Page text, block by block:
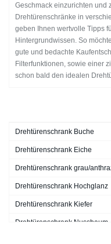
Geschmack einzurichten und
Drehtürenschränke in
geben Ihnen wertvolle Tipps
Hintergrundwissen. So
gute und bedachte
Filterfunktionen, sowie einer
schon bald den idealen
Drehtürenschrank Buche
Drehtürenschrank Eiche
Drehtürenschrank grau/
Drehtürenschrank Hochglanz
Drehtürenschrank Kiefer
Drehtürenschrank Nussbaum